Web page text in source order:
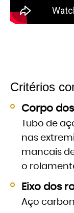
Critérios
Corpo
Tubo de
nas
mancais
o
Eixo dos
Aço